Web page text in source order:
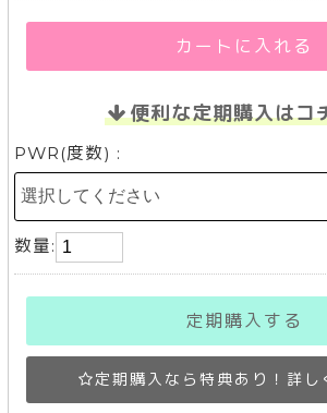
カートに入れる
便利な定期購入はコ
PWR(度数) :
数量:
定期購入する
定期購入なら特典あり！詳し